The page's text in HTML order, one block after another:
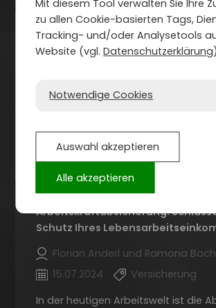
Arbeitskraftabsicherung:
Schutz Ihres
Florian Anderl und Ramona
15.07.2024
Versicherung
In der heutigen Arbeitswelt ist die
Mit diesem Tool verwalten Sie Ihre
zu allen Cookie-basierten Tags,
Tracking- und/oder Analysetools
Website (vgl.Datenschutzerklärung
Notwendige Cookies
Auswahl akzeptieren
Alle akzeptieren